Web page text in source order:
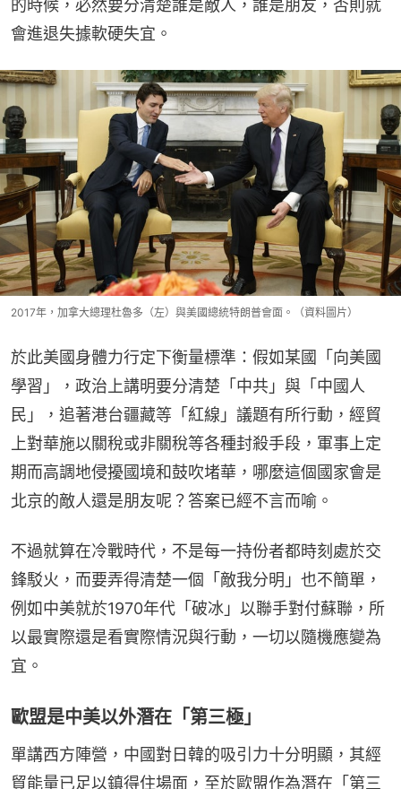
的時候，必然要分清楚誰是敵人，誰是朋友，否則就
會進退失據軟硬失宜。
2017年，加拿大總理杜魯多（左）與美國總統特朗普會面。（資料圖片）
於此美國身體力行定下衡量標準：假如某國「向美國
學習」，政治上講明要分清楚「中共」與「中國人
民」，追著港台疆藏等「紅線」議題有所行動，經貿
上對華施以關稅或非關稅等各種封殺手段，軍事上定
期而高調地侵擾國境和鼓吹堵華，哪麼這個國家會是
北京的敵人還是朋友呢？答案已經不言而喻。
不過就算在冷戰時代，不是每一持份者都時刻處於交
鋒駁火，而要弄得清楚一個「敵我分明」也不簡單，
例如中美就於1970年代「破冰」以聯手對付蘇聯，所
以最實際還是看實際情況與行動，一切以隨機應變為
宜。
歐盟是中美以外潛在「第三極」
單講西方陣營，中國對日韓的吸引力十分明顯，其經
貿能量已足以鎮得住場面，至於歐盟作為潛在「第三